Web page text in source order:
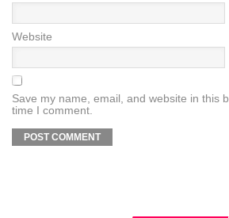
Website
Save my name, email, and website in this
time I comment.